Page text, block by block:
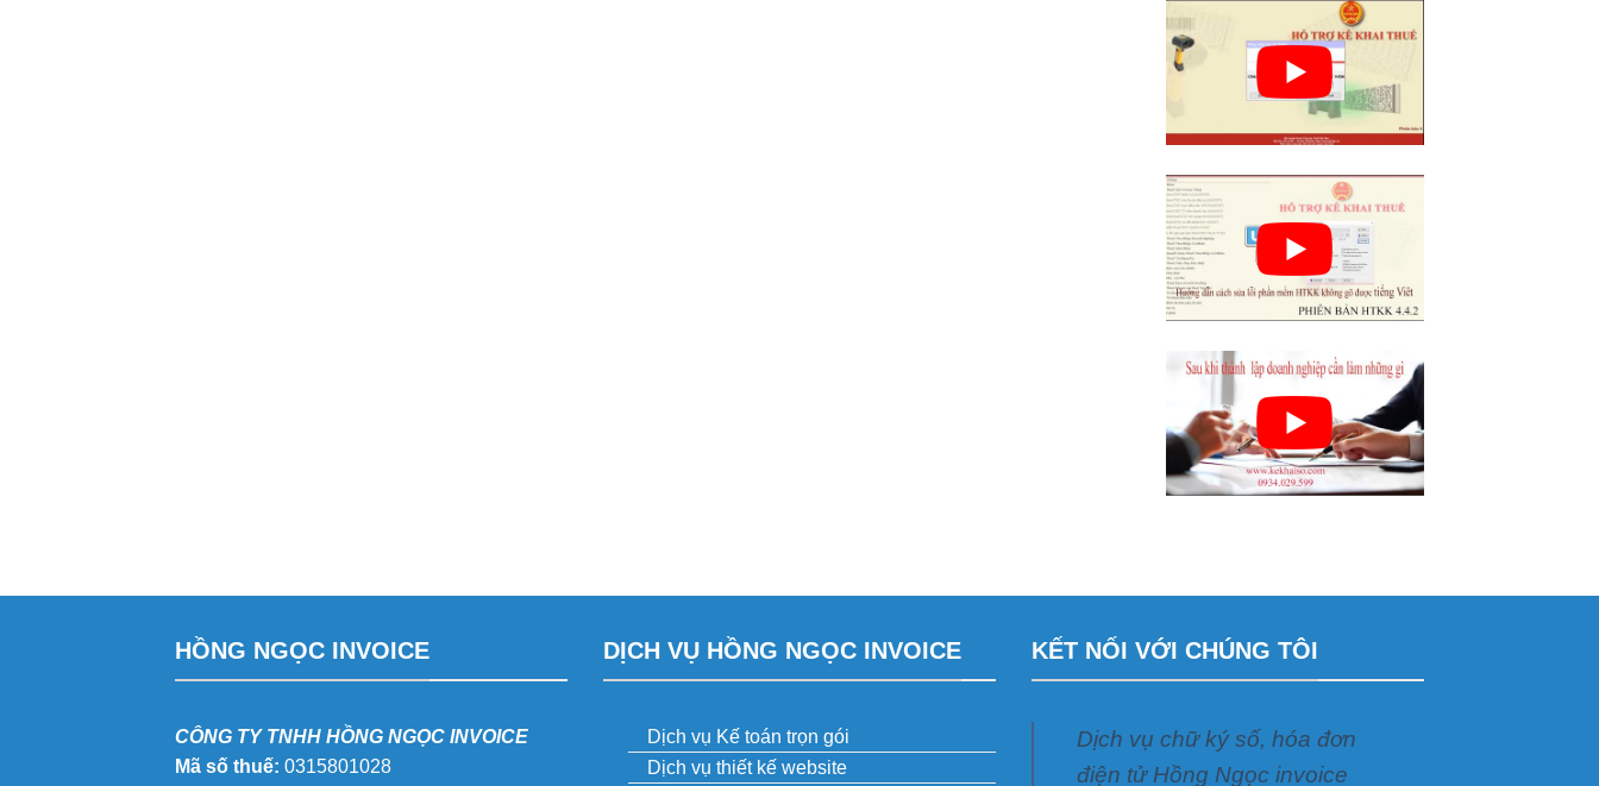
HỒNG NGỌC INVOICE
CÔNG TY TNHH HỒNG NGỌC INVOICE
Mã số thuế: 0315801028
DỊCH VỤ HỒNG NGỌC INVOICE
Dịch vụ Kế toán trọn gói
Dịch vụ thiết kế website
KẾT NỐI VỚI CHÚNG TÔI
Dịch vụ chữ ký số, hóa đơn
điện tử Hồng Ngọc invoice